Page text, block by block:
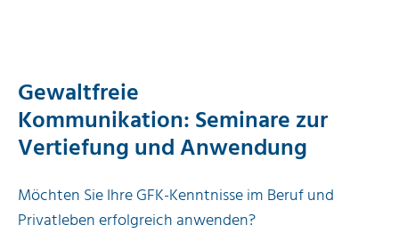
Gewaltfreie
Kommunikation:Seminare zur
Vertiefung und Anwendung
Möchten Sie Ihre GFK-Kenntnisse im Beruf und
Privatleben erfolgreich anwenden?